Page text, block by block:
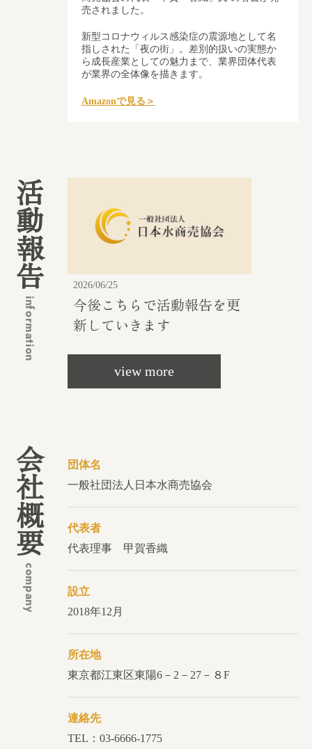
売されました。
新型コロナウィルス感染症の震源地として名
指しされた「夜の街」。差別的扱いの実態か
ら成長産業としての魅力まで、業界団体代表
が業界の全体像を描きます。
Amazonで見る＞
活動報告
information
2026/06/25
今後こちらで活動報告を更
新していきます
view more
会社概要
company
団体名
一般社団法人日本水商売協会
代表者
代表理事 甲賀香織
設立
2018年12月
所在地
東京都江東区東陽6－2－27－８F
連絡先
TEL：03-6666-1775